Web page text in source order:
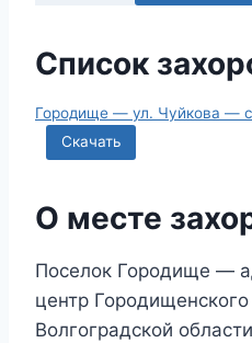
Список
Городище — ул. Чуйкова —
Скачать
О месте
Поселок Городище —
центр
Волгоградской